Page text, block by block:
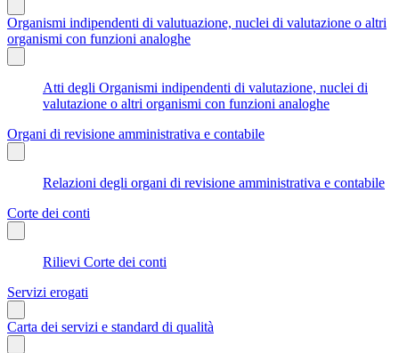
Organismi indipendenti di valutuazione, nuclei di valutazione o altri
organismi con funzioni analoghe
Atti degli Organismi indipendenti di valutazione, nuclei di
valutazione o altri organismi con funzioni analoghe
Organi di revisione amministrativa e contabile
Relazioni degli organi di revisione amministrativa e contabile
Corte dei conti
Rilievi Corte dei conti
Servizi erogati
Carta dei servizi e standard di qualità